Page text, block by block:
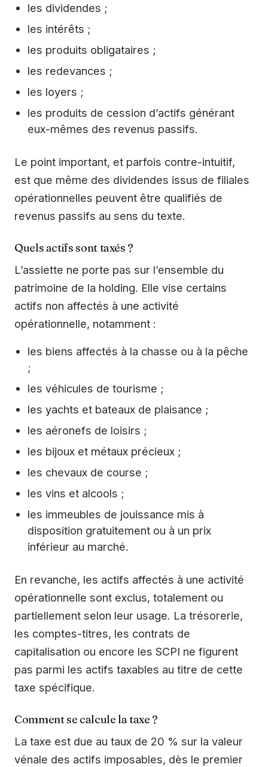
les dividendes ;
les intérêts ;
les produits obligataires ;
les redevances ;
les loyers ;
les produits de cession d’actifs générant
eux-mêmes des revenus passifs.
Le point important, et parfois contre-intuitif,
est que même des dividendes issus de filiales
opérationnelles peuvent être qualifiés de
revenus passifs au sens du texte.
Quels actifs sont taxés ?
L’assiette ne porte pas sur l’ensemble du
patrimoine de la holding. Elle vise certains
actifs non affectés à une activité
opérationnelle, notamment :
les biens affectés à la chasse ou à la pêche
;
les véhicules de tourisme ;
les yachts et bateaux de plaisance ;
les aéronefs de loisirs ;
les bijoux et métaux précieux ;
les chevaux de course ;
les vins et alcools ;
les immeubles de jouissance mis à
disposition gratuitement ou à un prix
inférieur au marché.
En revanche, les actifs affectés à une activité
opérationnelle sont exclus, totalement ou
partiellement selon leur usage. La trésorerie,
les comptes-titres, les contrats de
capitalisation ou encore les SCPI ne figurent
pas parmi les actifs taxables au titre de cette
taxe spécifique.
Comment se calcule la taxe ?
La taxe est due au taux de 20 % sur la valeur
vénale des actifs imposables, dès le premier